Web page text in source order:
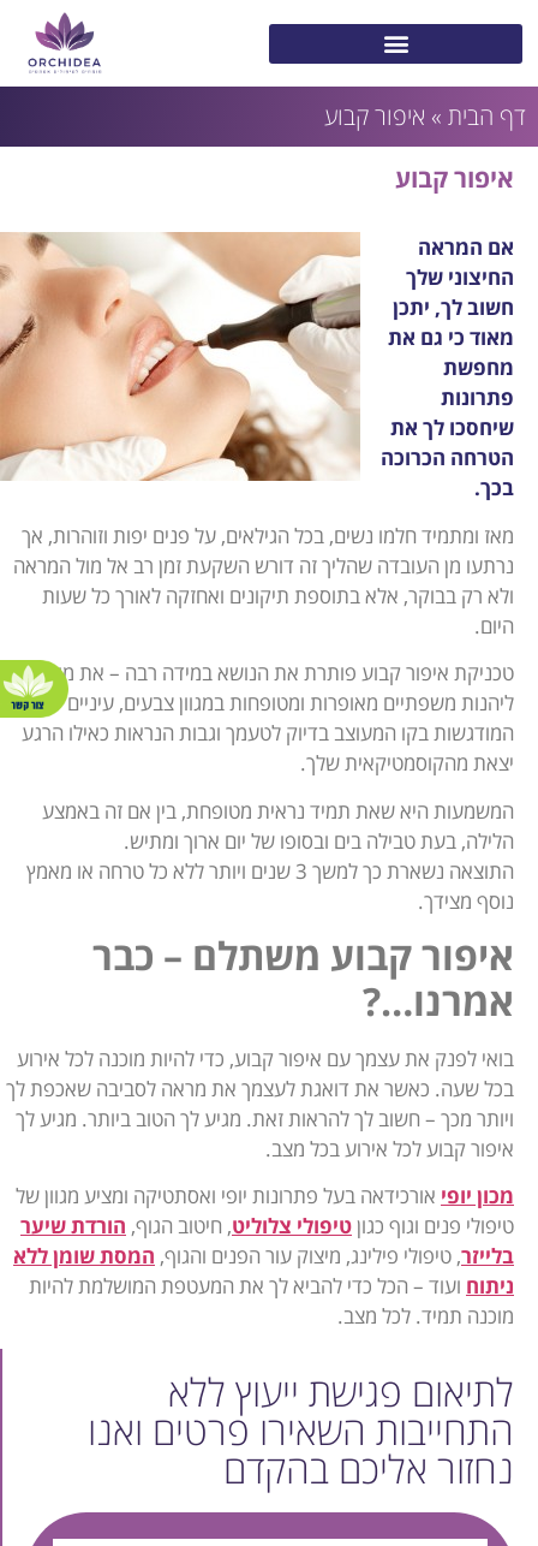
דף הבית » איפור קבוע
לתיאום פגישת ייעוץ ללא
התחייבות השאירו פרטים ואנו
נחזור אליכם בהקדם
איפור קבוע
אם המראה
החיצוני שלך
חשוב לך, יתכן
מאוד כי גם את
מחפשת
פתרונות
שיחסכו לך את
הטרחה הכרוכה
בכך.
מאז ומתמיד חלמו נשים, בכל הגילאים, על פנים יפות וזוהרות, אך
נרתעו מן העובדה שהליך זה דורש השקעת זמן רב אל מול המראה
ולא רק בבוקר, אלא בתוספת תיקונים ואחזקה לאורך כל שעות
היום.
טכניקת איפור קבוע פותרת את הנושא במידה רבה – את מוזמנת
ליהנות משפתיים מאופרות ומטופחות במגוון צבעים, עיניים
המודגשות בקו המעוצב בדיוק לטעמך וגבות הנראות כאילו הרגע
יצאת מהקוסמטיקאית שלך.
המשמעות היא שאת תמיד נראית מטופחת, בין אם זה באמצע
הלילה, בעת טבילה בים ובסופו של יום ארוך ומתיש.
התוצאה נשארת כך למשך 3 שנים ויותר ללא כל טרחה או מאמץ
נוסף מצידך.
איפור קבוע משתלם – כבר
אמרנו…?
בואי לפנק את עצמך עם איפור קבוע, כדי להיות מוכנה לכל אירוע
בכל שעה. כאשר את דואגת לעצמך את מראה לסביבה שאכפת לך
ויותר מכך – חשוב לך להראות זאת. מגיע לך הטוב ביותר. מגיע לך
איפור קבוע לכל אירוע בכל מצב.
מכון יופי אורכידאה בעל פתרונות יופי ואסתטיקה ומציע מגוון של
טיפולי פנים וגוף כגוןטיפולי צלוליט, חיטוב הגוף, הורדת שיער
בלייזר, טיפולי פילינג, מיצוק עור הפנים והגוף, המסת שומן ללא
ניתוח ועוד – הכל כדי להביא לך את המעטפת המושלמת להיות
מוכנה תמיד. לכל מצב.